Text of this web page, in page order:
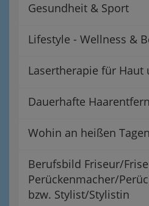
Gesundheit & Sport
Lifestyle - Wellness &
Lasertherapie für Haut
Dauerhafte
Wohin an heißen
Berufsbild Friseur/
Perückenmacher/
bzw. Stylist/Stylistin